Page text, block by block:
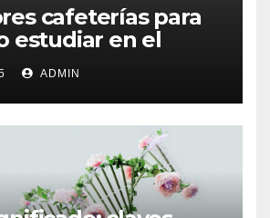
cafeterías para
estudiar en el
Vigo
ADMIN